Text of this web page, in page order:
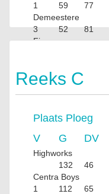
1
59 77
Demeestere
3
52 81
Figaro
Reeks C
Plaats Ploeg
V
G DV
Highworks
132
46
Centra Boys
1
112 65